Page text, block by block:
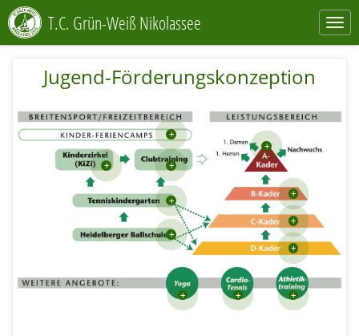
T.C. Grün-Weiß Nikolassee
Jugend-Förderungskonzeption
+
+
+
+
+
+
+
+
+
+ + +